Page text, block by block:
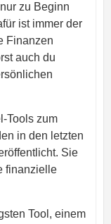
zu Beginn
ist immer der
Finanzen
auch du
Tools zum
in den letzten
Sie
finanzielle
Tool, einem